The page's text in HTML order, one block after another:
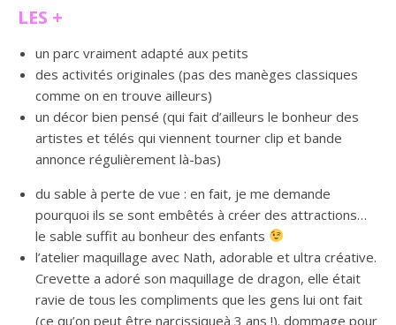
LES +
un parc vraiment adapté aux petits
des activités originales (pas des manèges classiques
comme on en trouve ailleurs)
un décor bien pensé (qui fait d’ailleurs le bonheur des
artistes et télés qui viennent tourner clip et bande
annonce régulièrement là-bas)
du sable à perte de vue : en fait, je me demande
pourquoi ils se sont embêtés à créer des attractions…
le sable suffit au bonheur des enfants
l’atelier maquillage avec Nath, adorable et ultra créative.
Crevette a adoré son maquillage de dragon, elle était
ravie de tous les compliments que les gens lui ont fait
(ce qu’on peut être narcissiqueà 3 ans !). dommage pour